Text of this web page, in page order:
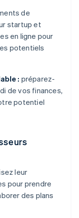
de
startup et
en ligne pour
potentiels
: préparez-
de vos finances,
potentiel
leur
pour prendre
des plans